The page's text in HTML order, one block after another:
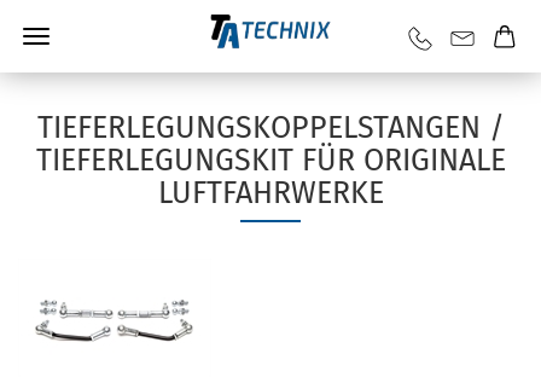
TIEFERLEGUNGSKOPPELSTANGEN /
TIEFERLEGUNGSKIT FÜR ORIGINALE
LUFTFAHRWERKE